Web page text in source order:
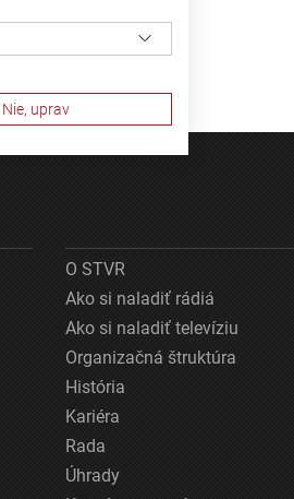
Nie, uprav
O STVR
Ako si naladiť rádiá
Ako si naladiť televíziu
Organizačná štruktúra
História
Kariéra
Rada
Úhrady